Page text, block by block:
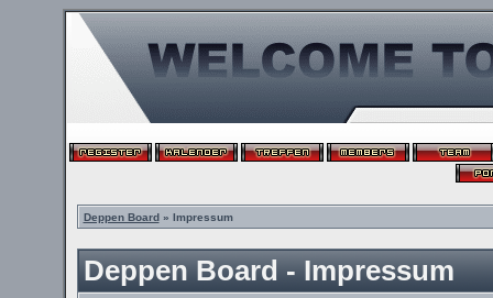
Deppen Board» Impressum
Deppen Board - Impressum